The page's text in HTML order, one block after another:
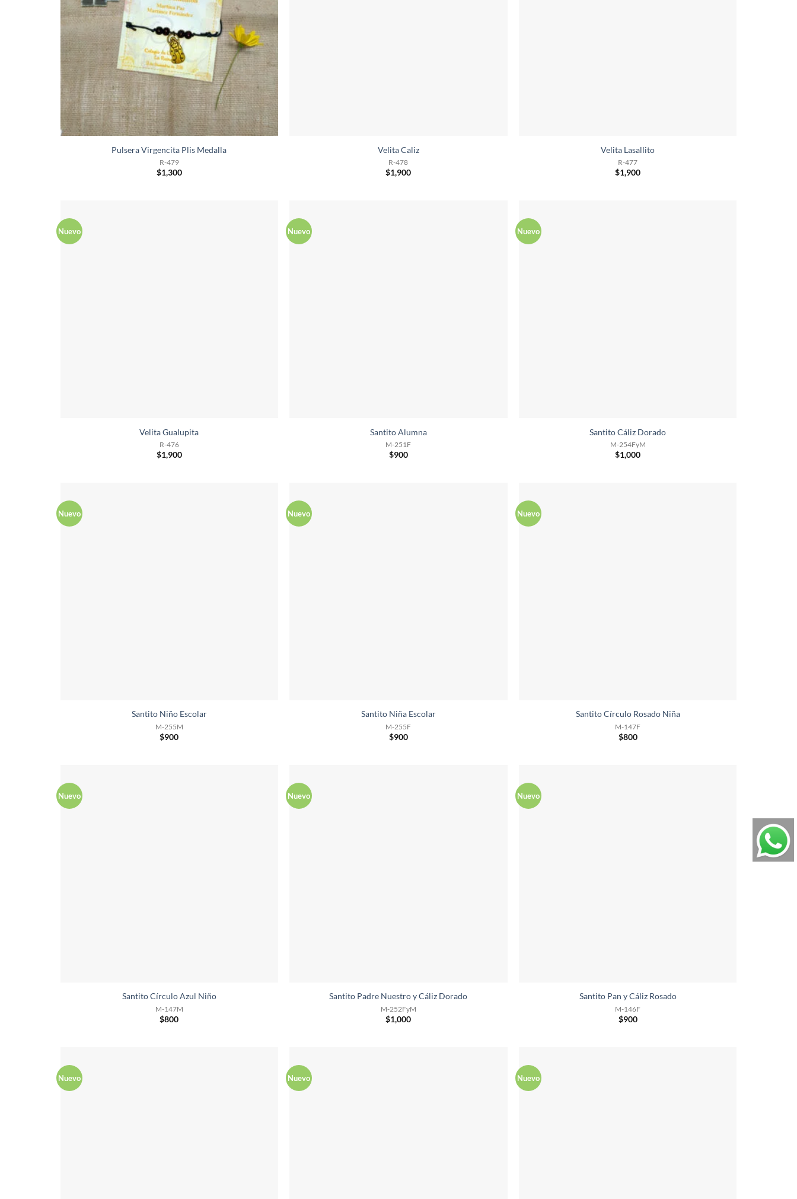
Pulsera Virgencita Plis Medalla
R-479
$1,300
Velita Caliz
R-478
$1,900
Velita Lasallito
R-477
$1,900
Nuevo
Velita Gualupita
R-476
$1,900
Nuevo
Santito Alumna
M-251F
$900
Nuevo
Santito Cáliz Dorado
M-254FyM
$1,000
Nuevo
Santito Niño Escolar
M-255M
$900
Nuevo
Santito Niña Escolar
M-255F
$900
Nuevo
Santito Círculo Rosado Niña
M-147F
$800
Nuevo
Santito Círculo Azul Niño
M-147M
$800
Nuevo
Santito Padre Nuestro y Cáliz Dorado
M-252FyM
$1,000
Nuevo
Santito Pan y Cáliz Rosado
M-146F
$900
Nuevo Nuevo Nuevo